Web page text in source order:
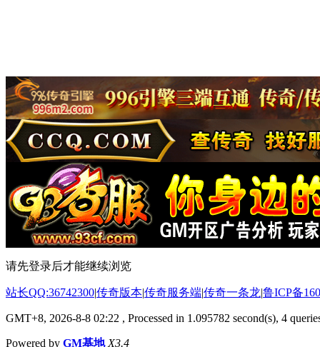
请先登录后才能继续浏览
站长QQ:36742300|传奇版本|传奇服务端|传奇一条龙|鲁ICP备
GMT+8, 2026-8-8 02:22 , Processed in 1.095782 second(s), 4
Powered by GM基地 X3.4